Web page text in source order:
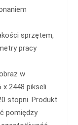
sprzętem,
pracy
w
2448 pikseli
stopni. Produkt
pomiędzy